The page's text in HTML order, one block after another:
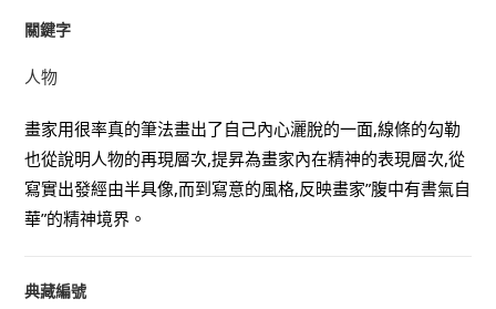
關鍵字
人物
畫家用很率真的筆法畫出了自己內心灑脫的一面,線條的勾勒
也從說明人物的再現層次,提昇為畫家內在精神的表現層次,從
寫實出發經由半具像,而到寫意的風格,反映畫家”腹中有書氣自
華”的精神境界。
典藏編號